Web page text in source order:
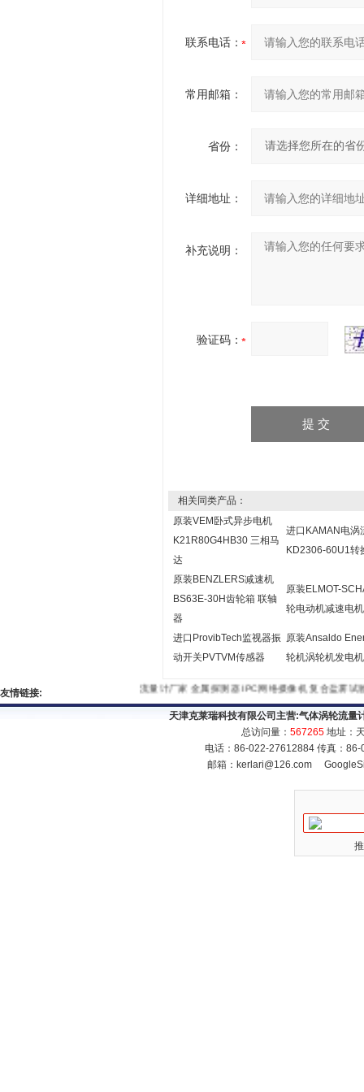
联系电话：
常用邮箱：
省份：
详细地址：
补充说明：
验证码：
相关同类产品：
原装VEM卧式异步电机
K21R80G4HB30 三相马
达
进口KAMAN电涡
KD2306-60U1转
原装BENZLERS减速机
BS63E-30H齿轮箱 联轴
器
原装ELMOT-
轮电动机减速电
进口ProvibTech监视器振
动开关PVTVM传感器
原装Ansaldo
轮机涡轮机发电机
友情链接: 流量计厂家金属探测器IPC网络摄像机 复合盐雾
天津克莱瑞科技有限公司主营:气体涡轮流量
总访问量： 567265 地址：
电话：86-022-27612884 传真：
邮箱： kerlari@126.com